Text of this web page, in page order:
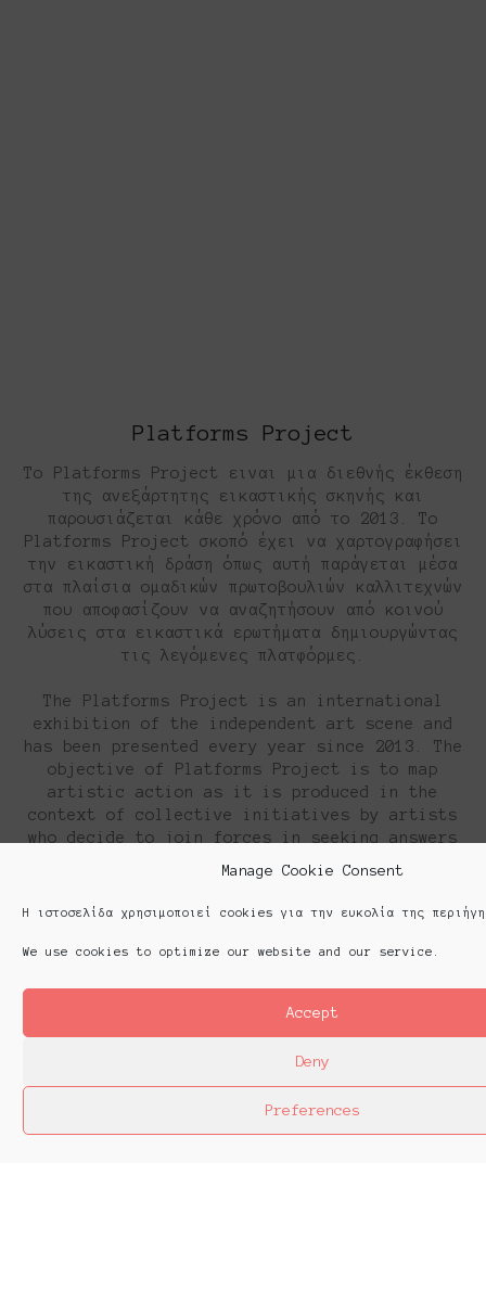
Manage Cookie Consent
Η ιστοσελίδα χρησιμοποιεί cookies για την ευκολία της
We use cookies to optimize our website and our service.
Accept
Deny
Preferences
Platforms Project
Το Platforms Project ειναι μια διεθνής έκθεση
της ανεξάρτητης εικαστικής σκηνής και
παρουσιάζεται κάθε χρόνο από το 2013. Το
Platforms Project σκοπό έχει να χαρτογραφήσει
την εικαστική δράση όπως αυτή παράγεται μέσα
στα πλαίσια ομαδικών πρωτοβουλιών καλλιτεχνών
που αποφασίζουν να αναζητήσουν από κοινού
λύσεις στα εικαστικά ερωτήματα δημιουργώντας
τις λεγόμενες πλατφόρμες.
The Platforms Project is an international
exhibition of the independent art scene and
has been presented every year since 2013. The
objective of Platforms Project is to map
artistic action as it is produced in the
context of collective initiatives by artists
who decide to join forces in seeking answers
called platforms.
Επικοινωνία | Contact
Cookie Policy (EU)